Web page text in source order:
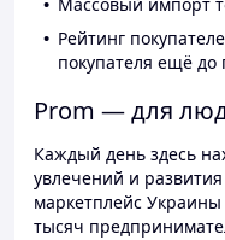
Рейтинг
покупателя ещё до
Prom — для
Каждый день здесь
увлечений и
маркетплейс
тысяч